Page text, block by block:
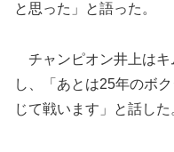
と思った」と語った。
チャンピオン井上はキ
し、「あとは25年のボ
じて戦います」と話した